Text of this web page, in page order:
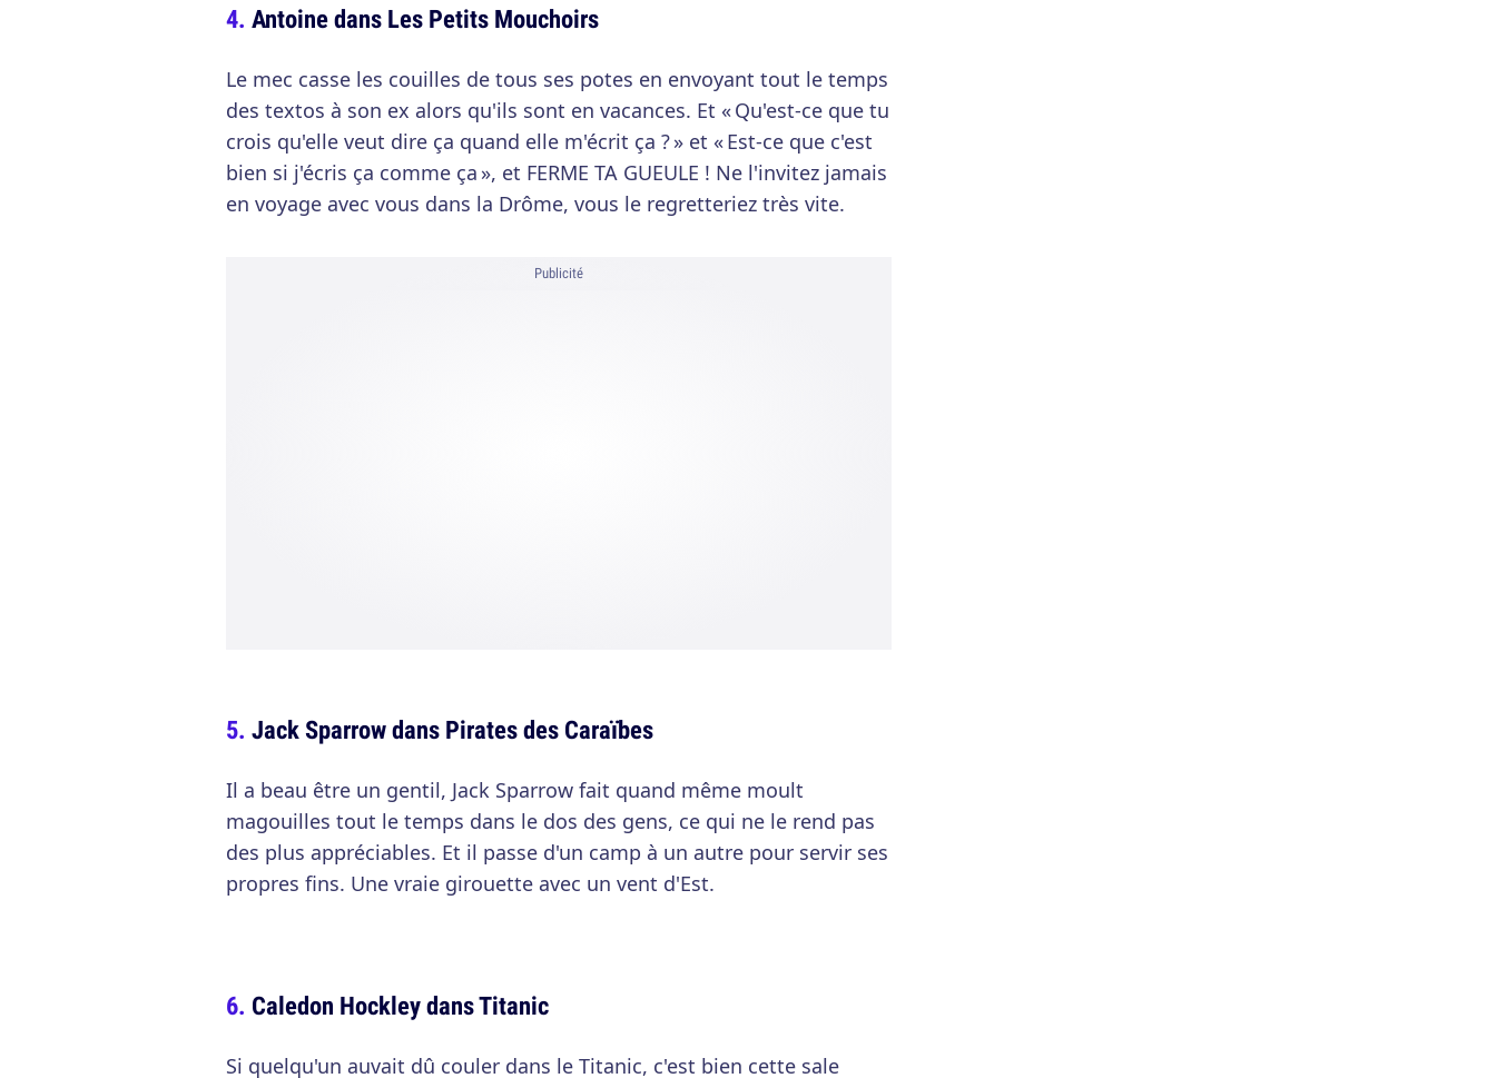
Antoine dans Les Petits Mouchoirs
Le mec casse les couilles de tous ses potes en envoyant tout le temps
des textos à son ex alors qu'ils sont en vacances. Et « Qu'est-ce que tu
crois qu'elle veut dire ça quand elle m'écrit ça ? » et « Est-ce que c'est
bien si j'écris ça comme ça », et FERME TA GUEULE ! Ne l'invitez jamais
en voyage avec vous dans la Drôme, vous le regretteriez très vite.
Publicité
Jack Sparrow dans Pirates des Caraïbes
Il a beau être un gentil, Jack Sparrow fait quand même moult
magouilles tout le temps dans le dos des gens, ce qui ne le rend pas
des plus appréciables. Et il passe d'un camp à un autre pour servir ses
propres fins. Une vraie girouette avec un vent d'Est.
Caledon Hockley dans Titanic
Si quelqu'un auvait dû couler dans le Titanic, c'est bien cette sale